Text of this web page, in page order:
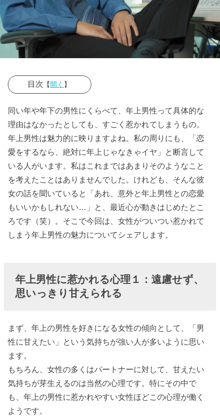
目次 【開く 】
› 年上男性に惹
かれる心理
１：遠慮せ
ず、思いっき
り甘えられる
› 年上男性に惹
かれる心理
２：決断力が
ある
３：人生経験
が豊かで勉強
かれる心理
４：結婚への
りそう！？
› 年上男性に惹
かれる心理
同い年や年下の男性にくらべて、年上男性って具体的な
理由はなかったとしても、すごく惹かれてしまうもの。
年上男性は魅力的に映りますよね。私の周りにも、「恋
愛をするなら、絶対に年上じゃなきゃイヤ」と断言して
いる人がいます。私はこれまではあまりそのようなこと
を考えたことはありませんでした。けれども、そんな彼
女の話を聞いていると「あれ、意外と年上男性との恋愛
もいいかもしれない…」と、最近心が動きはじめたとこ
ろです（笑）。そこで今回は、女性がついつい惹かれて
しまう年上男性の魅力についてシェアします。
年上男性に惹かれる心理１：遠慮せず、
思いっきり甘えられる
まず、年上の男性を好きになる女性の傾向として、「男
性に甘えたい」という気持ちが強い人が多いように思い
ます。
もちろん、女性の多くはパートナーに対して、甘えたい
気持ちが芽生えるのは当然の心理です。特にその中で
も、年上の男性に惹かれやすい女性ほどこの心理が働く
ようです。